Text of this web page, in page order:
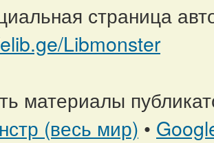
страница
Libmonster
материалы
(весь мир) •